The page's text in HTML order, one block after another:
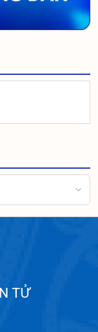
TỬ